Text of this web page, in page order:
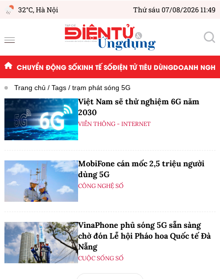
32°C,Hà Nội Thứ sáu 07/08/2026 11:49
CHUYỂN ĐỘNG SỐKINH TẾ SỐĐIỆN TỬ TIÊU DÙNGDOANH
Trang chủ Tags trạm phát sóng 5G
Việt Nam sẽ thử nghiệm 6G năm
2030
VIỄN THÔNG - INTERNET
MobiFone cán mốc 2,5 triệu người
dùng 5G
CÔNG NGHỆ SỐ
VinaPhone phủ sóng 5G sẵn sàng
chờ đón Lễ hội Pháo hoa Quốc tế Đà
Nẵng
CUỘC SỐNG SỐ